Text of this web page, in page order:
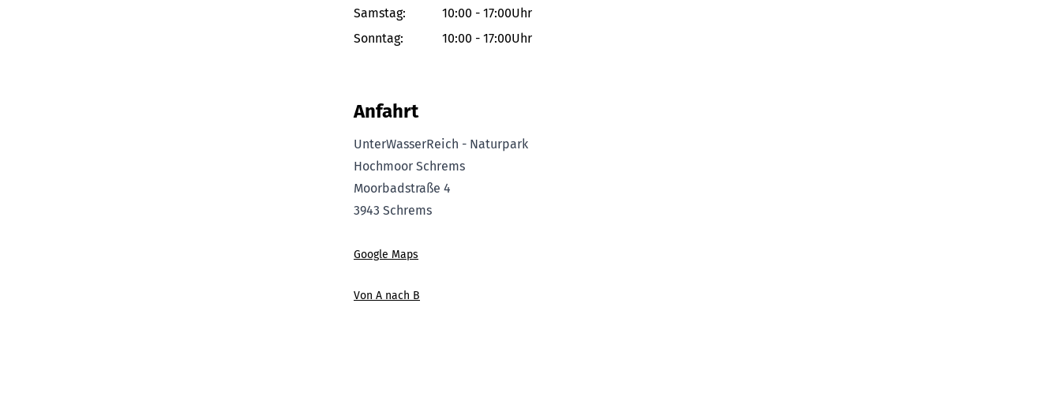
Samstag:
10:00 - 17:00Uhr
Sonntag:
10:00 - 17:00Uhr
Anfahrt
UnterWasserReich - Naturpark
Hochmoor Schrems
Moorbadstraße 4
3943 Schrems
Google Maps
Von A nach B